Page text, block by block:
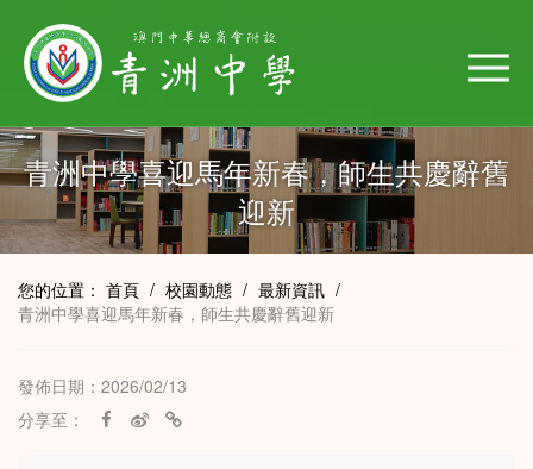
青洲中學喜迎馬年新春，師生共慶辭舊
迎新
您的位置： 首頁 / 校園動態 / 最新資訊 /
青洲中學喜迎馬年新春，師生共慶辭舊迎新
發佈日期：2026/02/13
分享至：